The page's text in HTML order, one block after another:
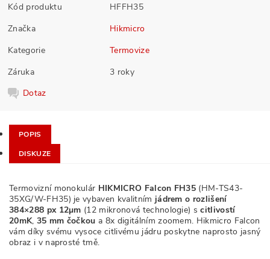
Kód produktu
HFFH35
Značka
Hikmicro
Kategorie
Termovize
Záruka
3 roky
Dotaz
POPIS
DISKUZE
Termovizní monokulár HIKMICRO Falcon FH35 (HM-TS43-
35XG/W-FH35) je vybaven kvalitním jádrem o rozlišení
384×288 px 12µm (12 mikronová technologie) scitlivostí
20mK, 35 mm čočkou a 8x digitálním zoomem. Hikmicro Falcon
vám díky svému vysoce citlivému jádru poskytne naprosto jasný
obraz i v naprosté tmě.